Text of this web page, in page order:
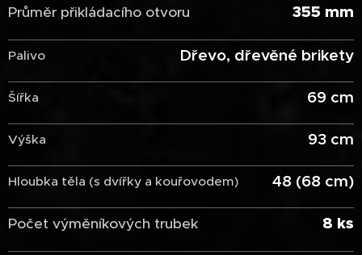
Průměr přikládacího otvoru 355 mm
Palivo Dřevo, dřevěné brikety
Šířka 69 cm
Výška 93 cm
Hloubka těla (s dvířky a kouřovodem) 48 (68 cm)
Počet výměníkových trubek 8 ks